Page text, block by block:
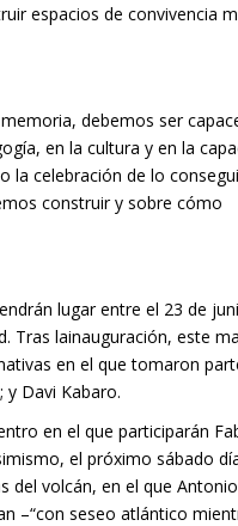
espacios de convivencia
debemos ser
en la cultura y en la
la celebración de lo
construir y sobre cómo
lugar entre el 23 de
Tras lainauguración, este
en el que tomaron
y Davi Kabaro.
en el que participarán
el próximo sábado
del volcán, en el que Antonio
–“con seseo atlántico